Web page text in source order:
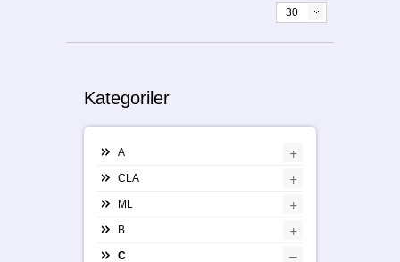
30
Kategoriler
A +
CLA +
ML +
B +
C –